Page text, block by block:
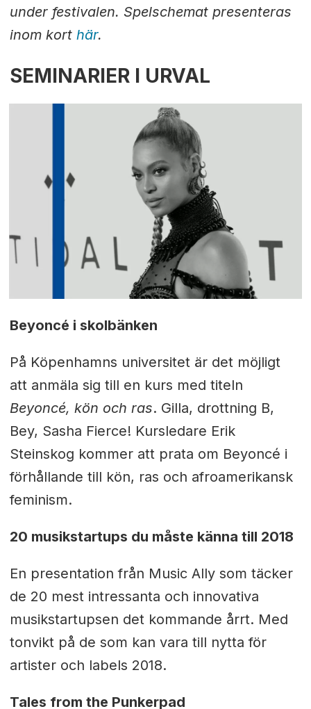
under festivalen. Spelschemat presenteras
inom kort här.
SEMINARIER I URVAL
Beyoncé i skolbänken
På Köpenhamns universitet är det möjligt
att anmäla sig till en kurs med titeln
Beyoncé, kön och ras. Gilla, drottning B,
Bey, Sasha Fierce! Kursledare Erik
Steinskog kommer att prata om Beyoncé i
förhållande till kön, ras och afroamerikansk
feminism.
20 musikstartups du måste känna till 2018
En presentation från Music Ally som täcker
de 20 mest intressanta och innovativa
musikstartupsen det kommande årrt. Med
tonvikt på de som kan vara till nytta för
artister och labels 2018.
Tales from the Punkerpad